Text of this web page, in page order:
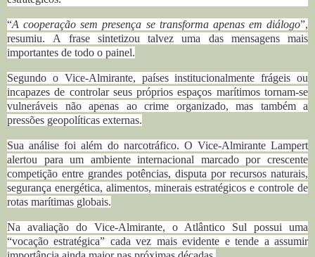
“A cooperação sem presença se transforma apenas em diálogo”,
resumiu. A frase sintetizou talvez uma das mensagens mais
importantes de todo o painel.
Segundo o Vice-Almirante, países institucionalmente frágeis ou
incapazes de controlar seus próprios espaços marítimos tornam-se
vulneráveis não apenas ao crime organizado, mas também a
pressões geopolíticas externas.
Sua análise foi além do narcotráfico. O Vice-Almirante Lampert
alertou para um ambiente internacional marcado por crescente
competição entre grandes potências, disputa por recursos naturais,
segurança energética, alimentos, minerais estratégicos e controle de
rotas marítimas globais.
Na avaliação do Vice-Almirante, o Atlântico Sul possui uma
“vocação estratégica” cada vez mais evidente e tende a assumir